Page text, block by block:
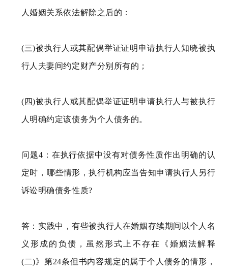
人婚姻关系依法解除之后的：
(三)被执行人或其配偶举证证明申请执行人知晓被执
行人夫妻间约定财产分别所有的；
(四)被执行人或其配偶举证证明申请执行人与被执行
人明确约定该债务为个人债务的。
问题4：在执行依据中没有对债务性质作出明确的认
定时，哪些情形，执行机构应当告知申请执行人另行
诉讼明确债务性质?
答：实践中，有些被执行人在婚姻存续期间以个人名
义形成的负债，虽然形式上不存在《婚姻法解释
(二)》第24条但书内容规定的属于个人债务的情形，